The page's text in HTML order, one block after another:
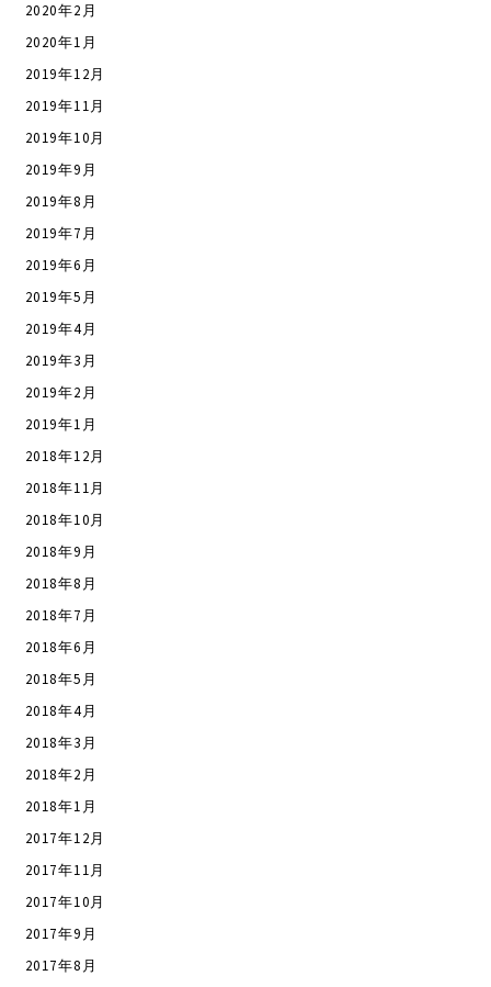
2020年2月
2020年1月
2019年12月
2019年11月
2019年10月
2019年9月
2019年8月
2019年7月
2019年6月
2019年5月
2019年4月
2019年3月
2019年2月
2019年1月
2018年12月
2018年11月
2018年10月
2018年9月
2018年8月
2018年7月
2018年6月
2018年5月
2018年4月
2018年3月
2018年2月
2018年1月
2017年12月
2017年11月
2017年10月
2017年9月
2017年8月